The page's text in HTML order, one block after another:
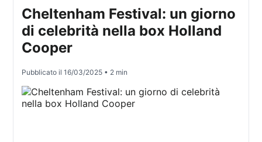
Cheltenham Festival: un giorno
di celebrità nella box Holland
Cooper
Pubblicato il16/03/2025 • 2 min